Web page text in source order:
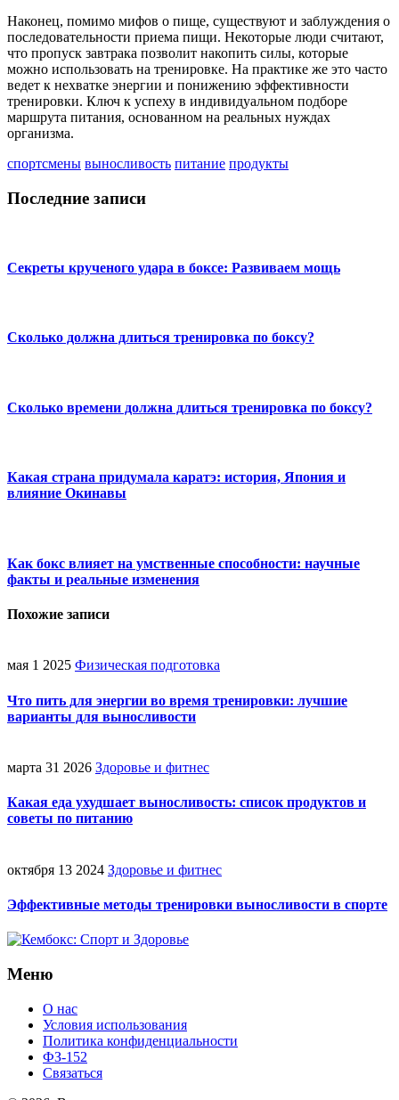
Наконец, помимо мифов о пище, существуют и заблуждения о
последовательности приема пищи. Некоторые люди считают,
что пропуск завтрака позволит накопить силы, которые
можно использовать на тренировке. На практике же это часто
ведет к нехватке энергии и понижению эффективности
тренировки. Ключ к успеху в индивидуальном подборе
маршрута питания, основанном на реальных нуждах
организма.
спортсмены выносливость питание продукты
Последние записи
Секреты крученого удара в боксе: Развиваем мощь
Сколько должна длиться тренировка по боксу?
Сколько времени должна длиться тренировка по боксу?
Какая страна придумала каратэ: история, Япония и
влияние Окинавы
Как бокс влияет на умственные способности: научные
факты и реальные изменения
Похожие записи
мая 1 2025 Физическая подготовка
Что пить для энергии во время тренировки: лучшие
варианты для выносливости
марта 31 2026 Здоровье и фитнес
Какая еда ухудшает выносливость: список продуктов и
советы по питанию
октября 13 2024 Здоровье и фитнес
Эффективные методы тренировки выносливости в спорте
Меню
О нас
Условия использования
Политика конфиденциальности
ФЗ-152
Связаться